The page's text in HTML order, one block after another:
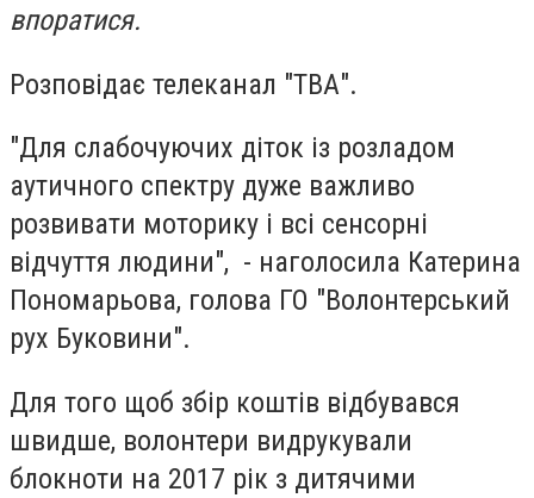
впоратися.
Розповідає телеканал "ТВА".
"Для слабочуючих діток із розладом
аутичного спектру дуже важливо
розвивати моторику і всі сенсорні
відчуття людини", - наголосила Катерина
Пономарьова, голова ГО "Волонтерський
рух Буковини".
Для того щоб збір коштів відбувався
швидше, волонтери видрукували
блокноти на 2017 рік з дитячими